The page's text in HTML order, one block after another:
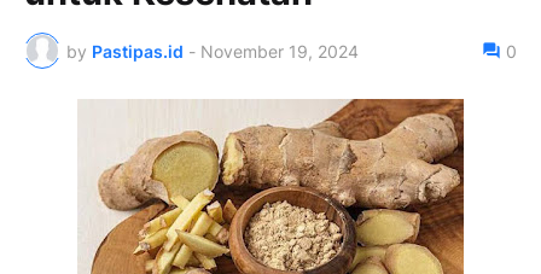
by Pastipas.id - November 19, 2024 0